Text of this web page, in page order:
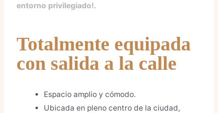
entorno privilegiado!.
Totalmente equipada
con salida a la calle
Espacio amplio y cómodo.
Ubicada en pleno centro de la ciudad,